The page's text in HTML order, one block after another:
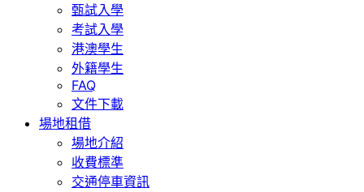
甄試入學
考試入學
港澳學生
外籍學生
FAQ
文件下載
場地租借
場地介紹
收費標準
交通停車資訊